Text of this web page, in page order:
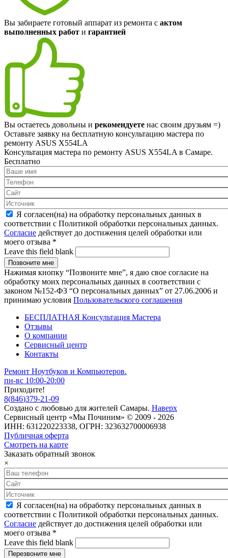
Вы забираете готовый аппарат из ремонта с актом
выполненных работ и гарантией
Вы остаетесь довольны и рекомендуете нас своим друзьям =)
Оставьте заявку на бесплатную консультацию мастера по
ремонту ASUS X554LA
Консультация мастера по ремонту ASUS X554LA в Самаре.
Бесплатно
Я согласен(на) на обработку персональных данных в
соответствии с Политикой обработки персональных данных.
Согласие действует до достижения целей обработки или
моего отзыва *
Leave this field blank
Нажимая кнопку “Позвоните мне”, я даю свое согласие на
обработку моих персональных данных в соответствии с
законом №152-ФЗ “О персональных данных” от 27.06.2006 и
принимаю условия Пользовательского соглашения
БЕСПЛАТНАЯ Консультация Мастера
Отзывы
О компании
Сервисный центр
Контакты
Ремонт Ноутбуков и Компьютеров.
пн-вс 10:00-20:00
Приходите!
8(846)379-21-09
Создано с любовью для жителей Самары. Наверх
Сервисный центр «Мы Починим» © 2009 - 2026
ИНН: 631220223338, ОГРН: 323632700006938
Публичная оферта
Смотреть на карте
Заказать обратный звонок
×
Я согласен(на) на обработку персональных данных в
соответствии с Политикой обработки персональных данных.
Согласие действует до достижения целей обработки или
моего отзыва *
Leave this field blank